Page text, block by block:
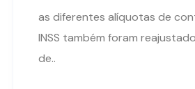
as diferentes alíquotas de
INSS também foram
de..